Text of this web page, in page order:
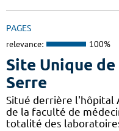
PAGES
relevance: 100%
Site Unique
Serre
Situé derrière l'hôpital
de la faculté de
totalité des